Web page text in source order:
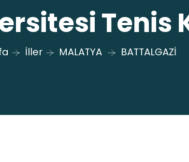
Tenis
İller MALATYA BATTALGAZİ